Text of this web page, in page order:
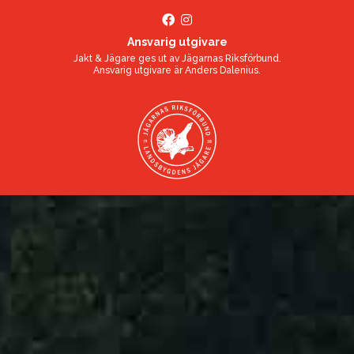
Ansvarig utgivare
Jakt & Jägare ges ut av Jägarnas Riksförbund.
Ansvarig utgivare ärAnders Dalenius.